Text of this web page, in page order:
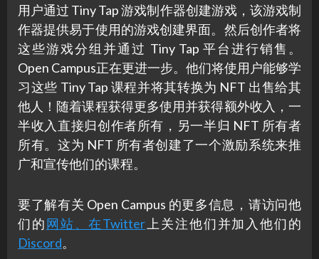
用户通过 Tiny Tap 游戏制作器创建游戏，该游戏制
作器提供易于使用的游戏创建界面。然后创作者将
这些游戏分组并通过 Tiny Tap 平台进行销售。
Open Campus正在更进一步。他们将使用户能够学
习这些 Tiny Tap 课程并将其转换为 NFT 出售给其
他人！随着课程获得更多使用并获得额外收入，一
半收入直接归创作者所有，另一半归 NFT 所有者
所有。这为 NFT 所有者创建了一个激励系统来推
广和宣传他们的课程。
要了解有关 Open Campus 的更多信息，请访问他
们的网站、在Twitter 上关注他们并加入他们的
Discord。